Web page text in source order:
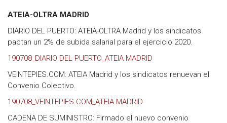
ATEIA-OLTRA MADRID
DIARIO DEL PUERTO: ATEIA-OLTRA Madrid y los sindicatos
pactan un 2% de subida salarial para el ejercicio 2020.
190708_DIARIO DEL PUERTO_ATEIA MADRID
VEINTEPIES.COM: ATEIA Madrid y los sindicatos renuevan el
Convenio Colectivo.
190708_VEINTEPIES.COM_ATEIA MADRID
CADENA DE SUMINISTRO: Firmado el nuevo convenio